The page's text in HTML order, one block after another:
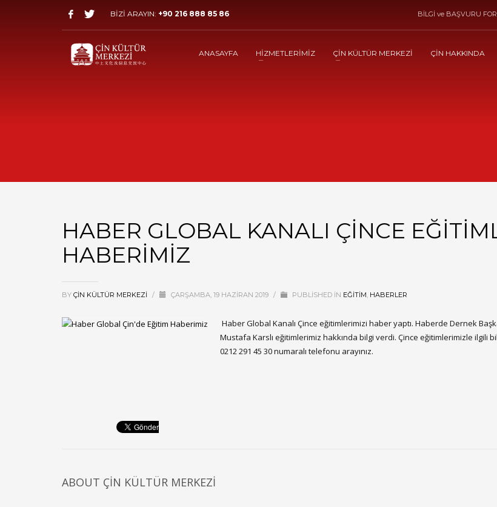
BİZİ ARAYIN: +90 216 888 85 86 BİLGİ ve BAŞVURU
ANASAYFA HİZMETLERİMİZ ÇİN KÜLTÜR MERKEZİ ÇİN HAKKINDA
HABER GLOBAL KANALI ÇİNCE
HABERİMİZ
BY ÇIN KÜLTÜR MERKEZI / ÇARŞAMBA, 19 HAZIRAN 2019 / PUBLISHED IN EĞITIM, HABERLER
Haber Global Kanalı Çince eğitimlerimizi haber yaptı. Haberde Dernek
Mustafa Karslı eğitimlerimiz hakkında bilgi verdi. Çince eğitimlerimizle ilgili
0212 291 45 30 numaralı telefonu arayınız.
ABOUT ÇIN KÜLTÜR MERKEZI